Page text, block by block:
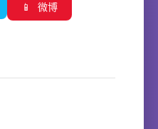
📱 微博